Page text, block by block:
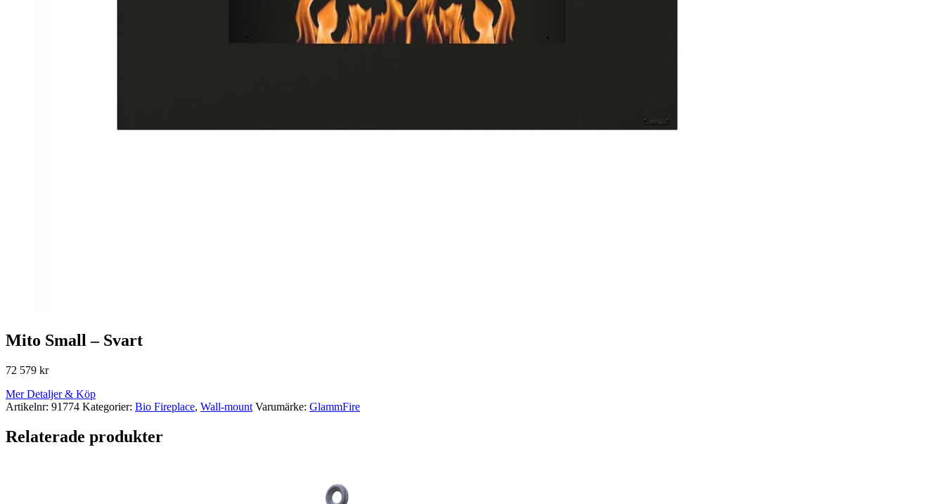
Mito Small – Svart
72 579 kr
Mer Detaljer & Köp
Artikelnr: 91774 Kategorier: Bio Fireplace, Wall-mount Varumärke: GlammFire
Relaterade produkter